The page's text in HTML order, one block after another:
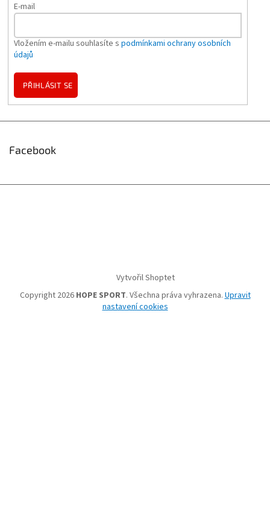
E-mail
Vložením e-mailu souhlasíte s podmínkami ochrany osobních
údajů
PŘIHLÁSIT SE
Facebook
Vytvořil Shoptet
Copyright 2026 HOPE SPORT. Všechna práva vyhrazena. Upravit
nastavení cookies